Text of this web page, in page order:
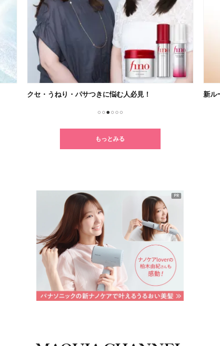
クセ・うねり・パサつきに悩む人必見！ 新ル
もっとみる
PR